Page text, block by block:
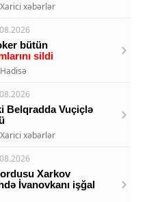
убийство
Все
Xarici xəbərlər
bütün
sildi
Hadisə
Belqradda Vuçiçlə
Xarici xəbərlər
Xarkov
İvanovkanı işğal